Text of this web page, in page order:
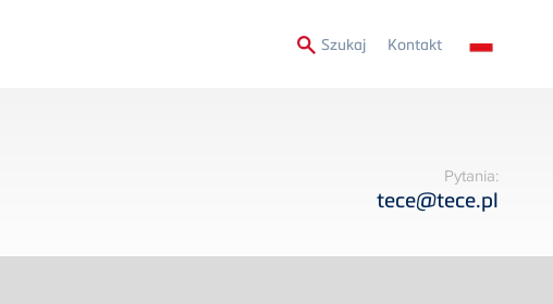
SzukajSecondary
Kontakt
Pytania:
tece@tece.pl